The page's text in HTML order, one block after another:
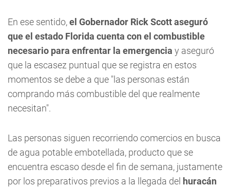
En ese sentido,el Gobernador Rick Scott aseguró
que el estado Florida cuenta con el combustible
necesario para enfrentar la emergencia y aseguró
que la escasez puntual que se registra en estos
momentos se debe a que "las personas están
comprando más combustible del que realmente
necesitan".
Las personas siguen recorriendo comercios en busca
de agua potable embotellada, producto que se
encuentra escaso desde el fin de semana, justamente
por los preparativos previos a la llegada del huracán